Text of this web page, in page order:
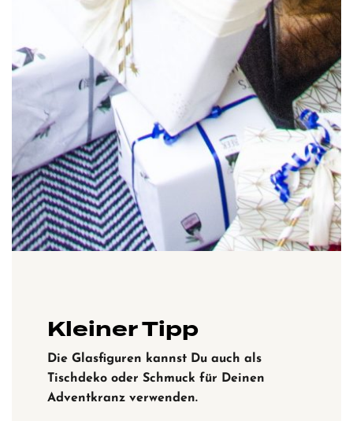
Kleiner Tipp
Die Glasfiguren kannst Du auch als
Tischdeko oder Schmuck für Deinen
Adventkranz verwenden.